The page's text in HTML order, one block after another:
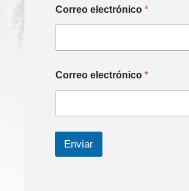
Correo electrónico *
Correo electrónico *
Enviar